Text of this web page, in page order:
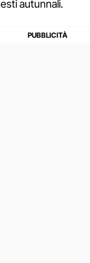
autunnali.